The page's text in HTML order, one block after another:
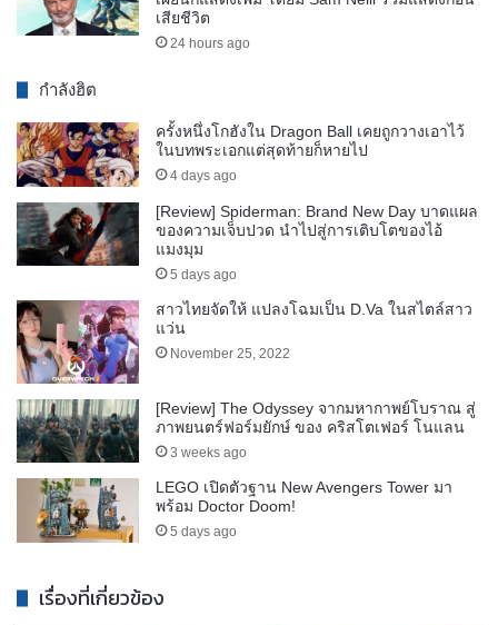
เสียชีวิต
24 hours ago
กำลังฮิต
ครั้งหนึ่งโกฮังใน Dragon Ball เคยถูกวางเอาไว้
ในบทพระเอกแต่สุดท้ายก็หายไป
4 days ago
[Review] Spiderman: Brand New Day บาดแผล
ของความเจ็บปวด นำไปสู่การเติบโตของไอ้
แมงมุม
5 days ago
สาวไทยจัดให้ แปลงโฉมเป็น D.Va ในสไตล์สาว
แว่น
November 25, 2022
[Review] The Odyssey จากมหากาพย์โบราณ สู่
ภาพยนตร์ฟอร์มยักษ์ ของ คริสโตเฟอร์ โนแลน
3 weeks ago
LEGO เปิดตัวฐาน New Avengers Tower มา
พร้อม Doctor Doom!
5 days ago
เรื่องที่เกี่ยวข้อง